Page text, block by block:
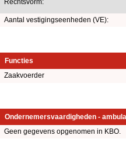
Rechtsvorm:
Aantal vestigingseenheden (VE):
Functies
Zaakvoerder
Ondernemersvaardigheden -
Geen gegevens opgenomen in KBO.